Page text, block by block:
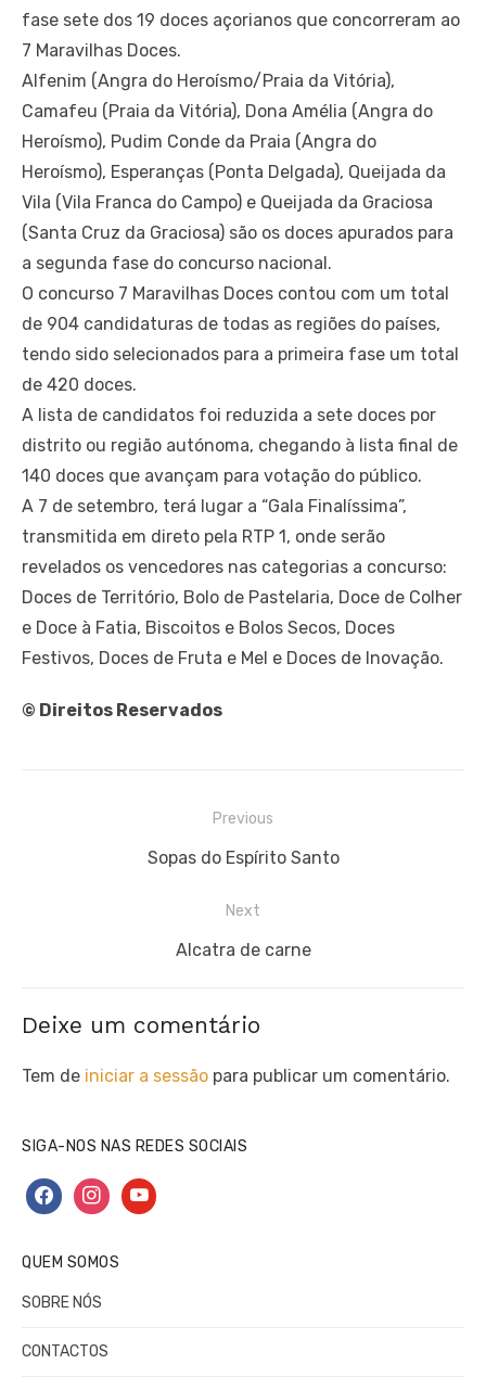
fase sete dos 19 doces açorianos que concorreram ao
7 Maravilhas Doces.
Alfenim (Angra do Heroísmo/Praia da Vitória),
Camafeu (Praia da Vitória), Dona Amélia (Angra do
Heroísmo), Pudim Conde da Praia (Angra do
Heroísmo), Esperanças (Ponta Delgada), Queijada da
Vila (Vila Franca do Campo) e Queijada da Graciosa
(Santa Cruz da Graciosa) são os doces apurados para
a segunda fase do concurso nacional.
O concurso 7 Maravilhas Doces contou com um total
de 904 candidaturas de todas as regiões do países,
tendo sido selecionados para a primeira fase um total
de 420 doces.
A lista de candidatos foi reduzida a sete doces por
distrito ou região autónoma, chegando à lista final de
140 doces que avançam para votação do público.
A 7 de setembro, terá lugar a “Gala Finalíssima”,
transmitida em direto pela RTP 1, onde serão
revelados os vencedores nas categorias a concurso:
Doces de Território, Bolo de Pastelaria, Doce de Colher
e Doce à Fatia, Biscoitos e Bolos Secos, Doces
Festivos, Doces de Fruta e Mel e Doces de Inovação.
© Direitos Reservados
Previous
Previous
Sopas do Espírito Santo
Next
Next
Alcatra de carne
Deixe um comentário
Tem de iniciar a sessão para publicar um comentário.
SIGA-NOS NAS REDES SOCIAIS
facebookinstagramyoutube
QUEM SOMOS
SOBRE NÓS
CONTACTOS